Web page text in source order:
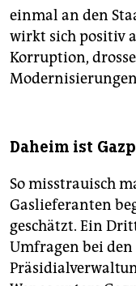
einmal an den
wirkt sich positiv
Korruption,
Modernisierungen
Daheim ist
So misstrauisch
Gaslieferanten
geschätzt. Ein
Umfragen bei